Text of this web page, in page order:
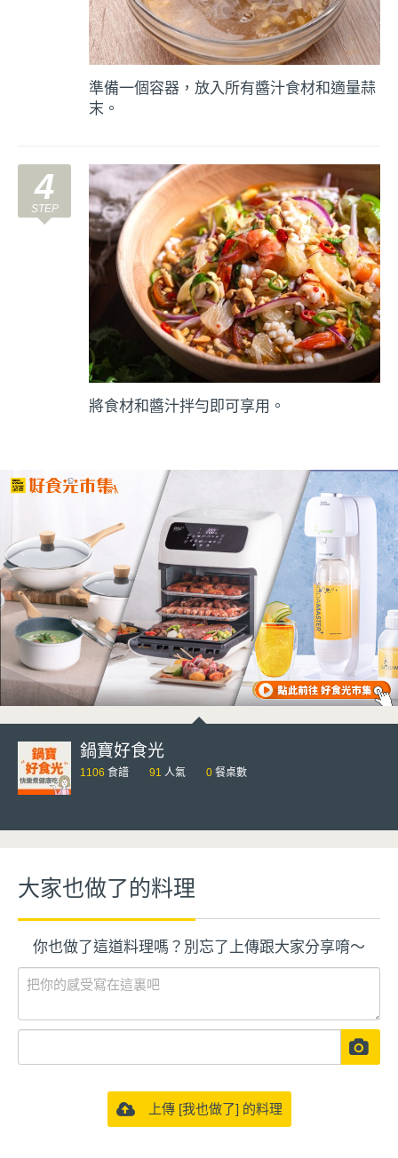
準備一個容器，放入所有醬汁食材和適量蒜
末。
4
將食材和醬汁拌勻即可享用。
鍋寶好食光
1106 食譜 91 人氣 0 餐桌數
大家也做了的料理
你也做了這道料理嗎？別忘了上傳跟大家分享唷～
上傳 [我也做了] 的料理